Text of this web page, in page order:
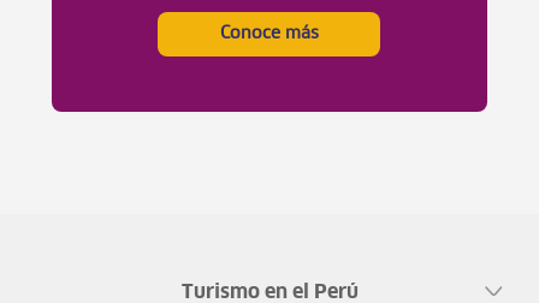
Conoce más
Turismo en el Perú